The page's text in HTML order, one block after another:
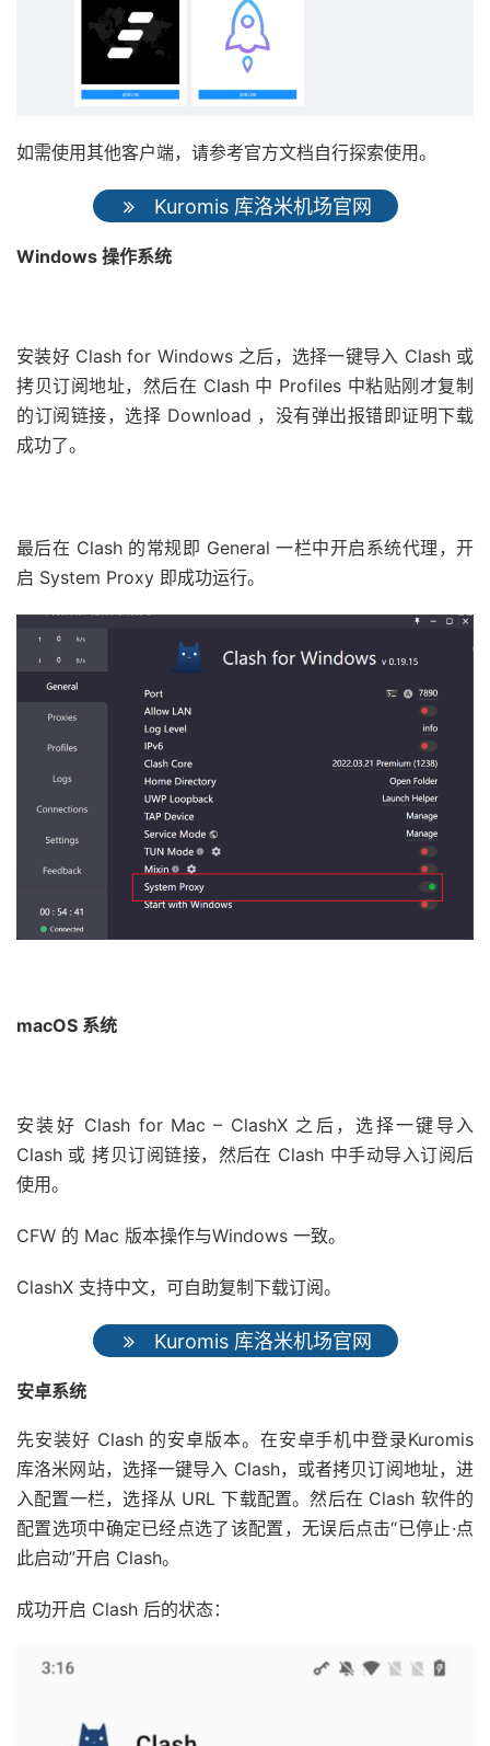
如需使用其他客户端，请参考官方文档自行探索使用。
Kuromis 库洛米机场官网
Windows 操作系统
安装好 Clash for Windows 之后，选择一键导入 Clash 或
拷贝订阅地址，然后在 Clash 中 Profiles 中粘贴刚才复制
的订阅链接，选择 Download ，没有弹出报错即证明下载
成功了。
最后在 Clash 的常规即 General 一栏中开启系统代理，开
启 System Proxy 即成功运行。
macOS 系统
安装好 Clash for Mac – ClashX 之后，选择一键导入
Clash 或 拷贝订阅链接，然后在 Clash 中手动导入订阅后
使用。
CFW 的 Mac 版本操作与Windows 一致。
ClashX 支持中文，可自助复制下载订阅。
Kuromis 库洛米机场官网
安卓系统
先安装好 Clash 的安卓版本。在安卓手机中登录Kuromis
库洛米网站，选择一键导入 Clash，或者拷贝订阅地址，进
入配置一栏，选择从 URL 下载配置。然后在 Clash 软件的
配置选项中确定已经点选了该配置，无误后点击“已停止·点
此启动”开启 Clash。
成功开启 Clash 后的状态：